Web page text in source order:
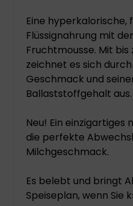
Eine
Flüssignahrung mit
Fruchtmousse. Mit bis
zeichnet es sich
Geschmack und
Ballaststoffgehalt aus.
Neu! Ein
die perfekte
Milchgeschmack.
Es belebt und bringt
Speiseplan, wenn Sie